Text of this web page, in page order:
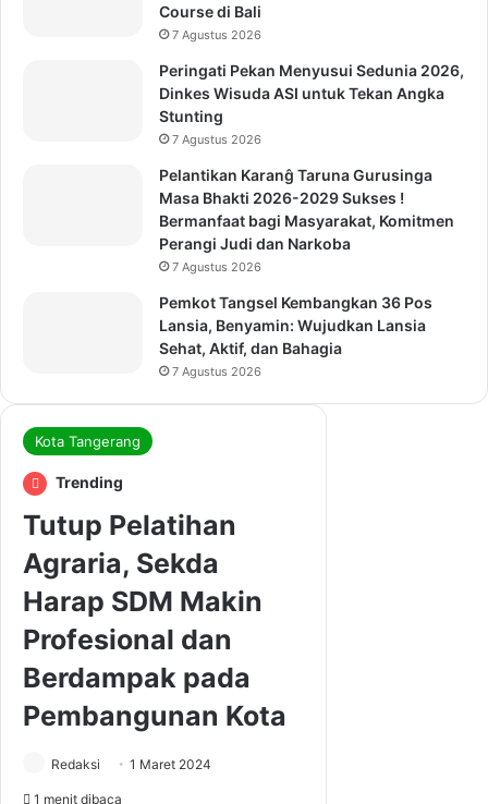
Course di Bali
7 Agustus 2026
Peringati Pekan Menyusui Sedunia 2026,
Dinkes Wisuda ASI untuk Tekan Angka
Stunting
7 Agustus 2026
Pelantikan Karanĝ Taruna Gurusinga
Masa Bhakti 2026-2029 Sukses !
Bermanfaat bagi Masyarakat, Komitmen
Perangi Judi dan Narkoba
7 Agustus 2026
Pemkot Tangsel Kembangkan 36 Pos
Lansia, Benyamin: Wujudkan Lansia
Sehat, Aktif, dan Bahagia
7 Agustus 2026